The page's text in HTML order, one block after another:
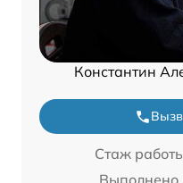
Константин
Стаж